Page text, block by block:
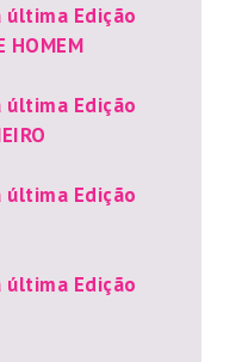
última Edição
HOMEM
última Edição
última Edição
última Edição